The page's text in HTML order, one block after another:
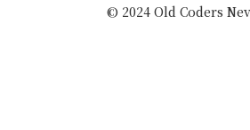
© 2024 Old Coders